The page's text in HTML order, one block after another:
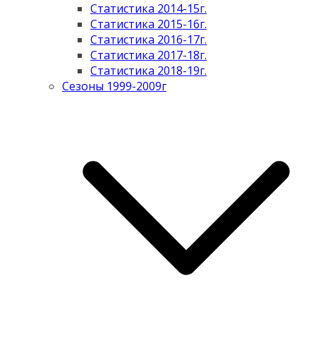
Статистика 2014-15г.
Статистика 2015-16г.
Статистика 2016-17г.
Статистика 2017-18г.
Статистика 2018-19г.
Сезоны 1999-2009г